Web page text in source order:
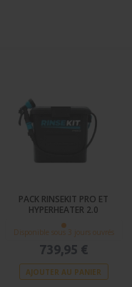
PACK RINSEKIT PRO ET
HYPERHEATER 2.0
Disponible sous 3 jours ouvrés
739,95 €
AJOUTER AU PANIER